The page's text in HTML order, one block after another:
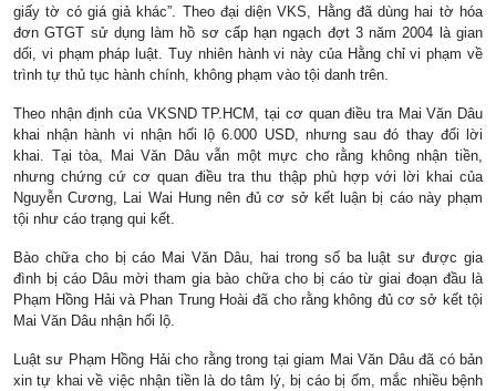
giấy tờ có giá giả khác”. Theo đại diện VKS, Hằng đã dùng hai tờ hóa
đơn GTGT sử dụng làm hồ sơ cấp hạn ngạch đợt 3 năm 2004 là gian
dối, vi phạm pháp luật. Tuy nhiên hành vi này của Hằng chỉ vi phạm về
trình tự thủ tục hành chính, không phạm vào tội danh trên.
Theo nhận định của VKSND TP.HCM, tại cơ quan điều tra Mai Văn Dâu
khai nhận hành vi nhận hối lộ 6.000 USD, nhưng sau đó thay đổi lời
khai. Tại tòa, Mai Văn Dâu vẫn một mực cho rằng không nhận tiền,
nhưng chứng cứ cơ quan điều tra thu thập phù hợp với lời khai của
Nguyễn Cương, Lai Wai Hung nên đủ cơ sở kết luận bị cáo này phạm
tội như cáo trạng qui kết.
Bào chữa cho bị cáo Mai Văn Dâu, hai trong số ba luật sư được gia
đình bị cáo Dâu mời tham gia bào chữa cho bị cáo từ giai đoạn đầu là
Phạm Hồng Hải và Phan Trung Hoài đã cho rằng không đủ cơ sở kết tội
Mai Văn Dâu nhận hối lộ.
Luật sư Phạm Hồng Hải cho rằng trong tại giam Mai Văn Dâu đã có bản
xin tự khai về việc nhận tiền là do tâm lý, bị cáo bị ốm, mắc nhiều bệnh